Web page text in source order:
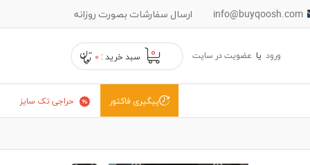
ارسال سفارشات بصورت روزانه info@buyqoosh.com
۰ سبد خرید : ۰ ورود یا عضویت در سایت
حراجی تک سایز پیگیری فاکتور